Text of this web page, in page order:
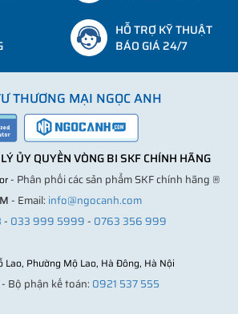
HỖ TRỢ KỸ THUẬT
BÁO GIÁ 24/7
THƯƠNG MẠI NGỌC ANH
ỦY QUYỀN VÒNG BI SKF CHÍNH HÃNG
- Phân phối các sản phẩm SKF chính hãng ®
- Email: info@ngocanh.com
- 033 999 5999- 0763 356 999
Lao, Phường Mộ Lao, Hà Đông, Hà Nội
- Bộ phận kế toán: 0921 537 555